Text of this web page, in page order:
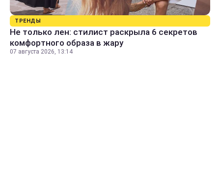
ТРЕНДЫ
Не только лен: стилист раскрыла 6 секретов
комфортного образа в жару
07 августа 2026, 13:14